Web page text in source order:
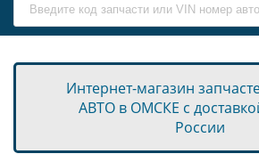
Интернет-магазин
АВТО в ОМСКЕ с
России